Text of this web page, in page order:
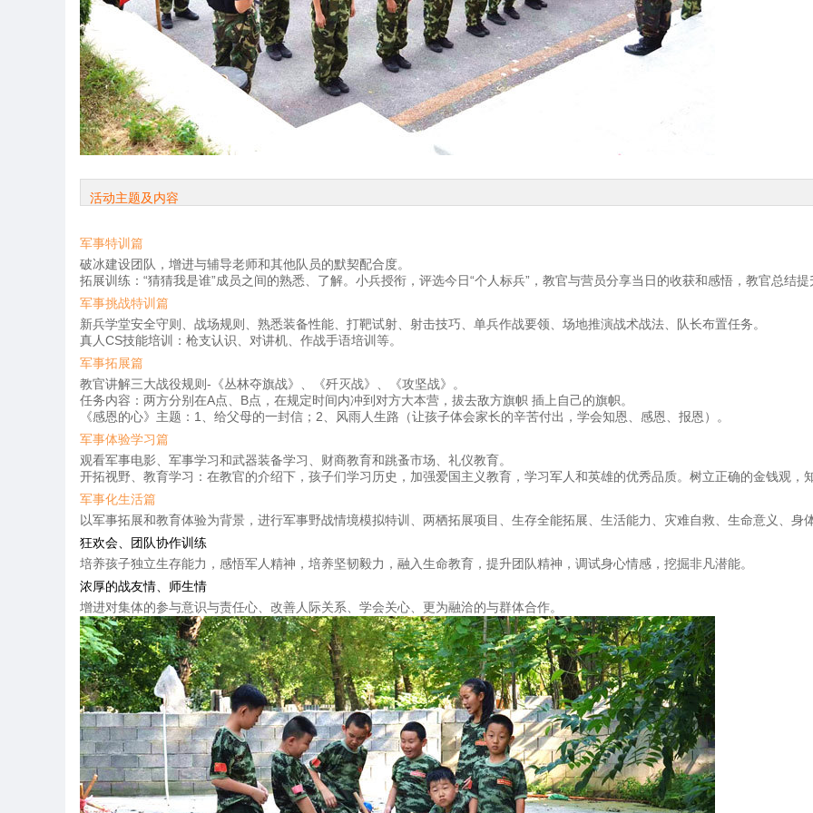
活动主题及内容
军事特训篇
破冰建设团队，增进与辅导老师和其他队员的默契配合度。
拓展训练：“猜猜我是谁”成员之间的熟悉、了解。小兵授衔，评选今日“个人标兵”，教官与营员分享当日的收获和感悟，教官总结提
军事挑战特训篇
新兵学堂安全守则、战场规则、熟悉装备性能、打靶试射、射击技巧、单兵作战要领、场地推演战术战法、队长布置任务。
真人CS技能培训：枪支认识、对讲机、作战手语培训等。
军事拓展篇
教官讲解三大战役规则-《丛林夺旗战》、《歼灭战》、《攻坚战》。
任务内容：两方分别在A点、B点，在规定时间内冲到对方大本营，拔去敌方旗帜 插上自己的旗帜。
《感恩的心》主题：1、给父母的一封信；2、风雨人生路（让孩子体会家长的辛苦付出，学会知恩、感恩、报恩）。
军事体验学习篇
观看军事电影、军事学习和武器装备学习、财商教育和跳蚤市场、礼仪教育。
开拓视野、教育学习：在教官的介绍下，孩子们学习历史，加强爱国主义教育，学习军人和英雄的优秀品质。树立正确的金钱观
军事化生活篇
以军事拓展和教育体验为背景，进行军事野战情境模拟特训、两栖拓展项目、生存全能拓展、生活能力、灾难自救、生命意义、身
狂欢会、团队协作训练
培养孩子独立生存能力，感悟军人精神，培养坚韧毅力，融入生命教育，提升团队精神，调试身心情感，挖掘非凡潜能。
浓厚的战友情、师生情
增进对集体的参与意识与责任心、改善人际关系、学会关心、更为融洽的与群体合作。